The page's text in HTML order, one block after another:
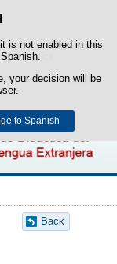
and third-party
statistics.
section of ourlegal
is not enabled in this
your decision will be
to Spanish
Back